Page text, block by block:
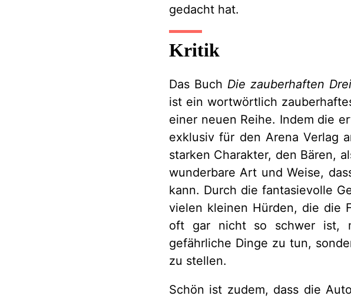
gedacht hat.
Kritik
Das Buch Die zauberhaften
ist ein wortwörtlich
einer neuen Reihe. Indem die
exklusiv für den Arena Verlag
starken Charakter, den Bären,
wunderbare Art und Weise,
kann. Durch die fantasievolle
vielen kleinen Hürden, die die
oft gar nicht so schwer ist,
gefährliche Dinge zu tun,
zu stellen.
Schön ist zudem, dass die